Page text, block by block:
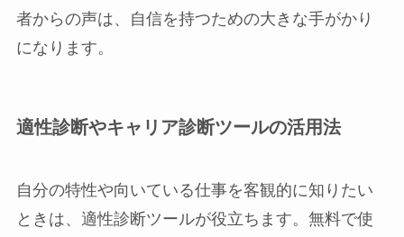
者からの声は、自信を持つための大きな手がかり
になります。
適性診断やキャリア診断ツールの活用法
自分の特性や向いている仕事を客観的に知りたい
ときは、適性診断ツールが役立ちます。無料で使